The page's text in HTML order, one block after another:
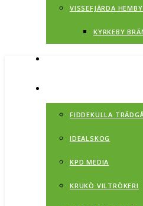
VISSEFJÄRDA
KYRKEBY
FIDDEKULLA
IDEALSKOG
KPD MEDIA
KRUKÖ VILTRÖKERI